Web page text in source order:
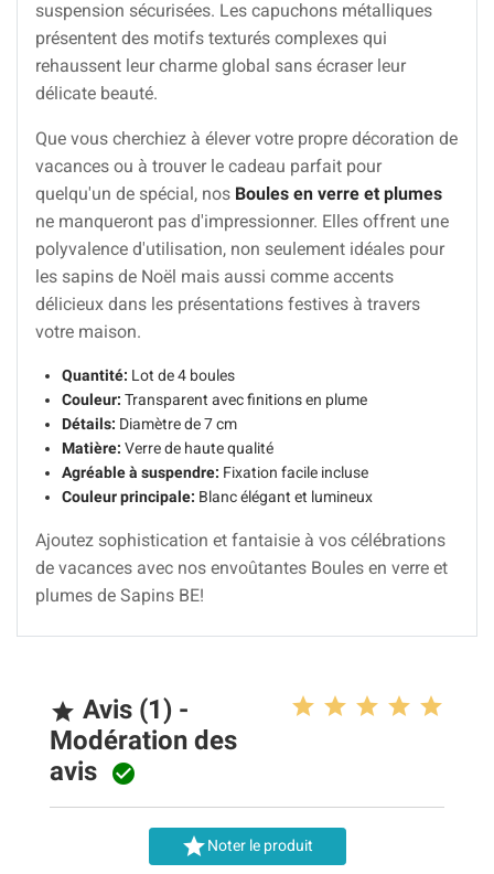
suspension sécurisées. Les capuchons métalliques
présentent des motifs texturés complexes qui
rehaussent leur charme global sans écraser leur
délicate beauté.
Que vous cherchiez à élever votre propre décoration de
vacances ou à trouver le cadeau parfait pour
quelqu'un de spécial, nos Boules en verre et plumes
ne manqueront pas d'impressionner. Elles offrent une
polyvalence d'utilisation, non seulement idéales pour
les sapins de Noël mais aussi comme accents
délicieux dans les présentations festives à travers
votre maison.
Quantité: Lot de 4 boules
Couleur: Transparent avec finitions en plume
Détails: Diamètre de 7 cm
Matière: Verre de haute qualité
Agréable à suspendre: Fixation facile incluse
Couleur principale: Blanc élégant et lumineux
Ajoutez sophistication et fantaisie à vos célébrations
de vacances avec nos envoûtantes Boules en verre et
plumes de Sapins BE!
 Avis (1) -
Modération des
avis 
Noter le produit